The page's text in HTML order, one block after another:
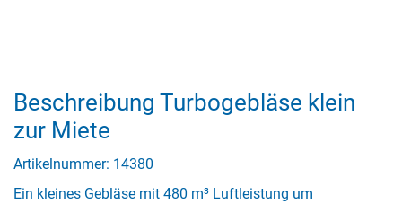
Beschreibung Turbogebläse klein
zur Miete
Artikelnummer: 14380
Ein kleines Gebläse mit 480 m³ Luftleistung um